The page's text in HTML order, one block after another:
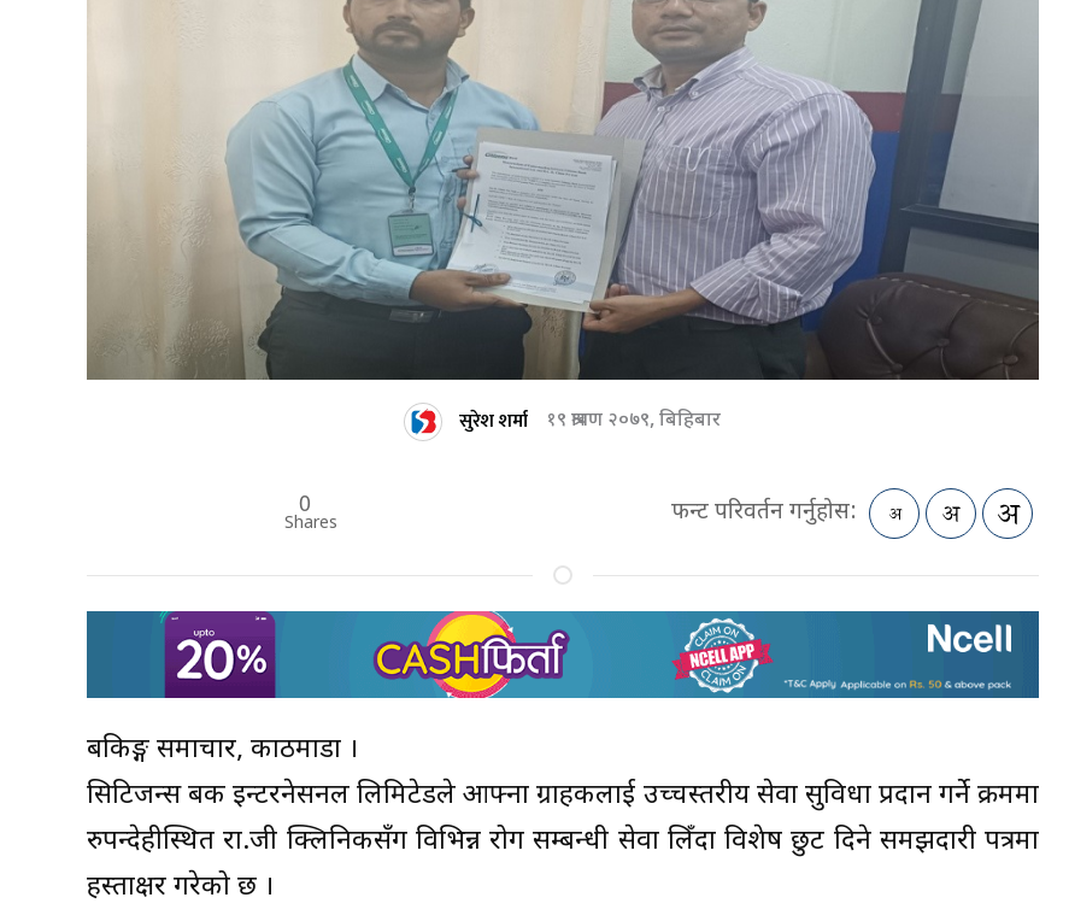
सुरेश शर्मा १९ श्रावण २०७९, बिहिबार
0
Shares फन्ट परिवर्तन गर्नुहोस:
बैंकिङ्ग समाचार, काठमाडौं ।
सिटिजन्स बैंक इन्टरनेसनल लिमिटेडले आफ्ना ग्राहकलाई उच्चस्तरीय सेवा सुविधा प्रदान गर्ने क्रममा
रुपन्देहीस्थित रा.जी क्लिनिकसँग विभिन्न रोग सम्बन्धी सेवा लिँदा विशेष छुट दिने समझदारी पत्रमा
हस्ताक्षर गरेको छ ।